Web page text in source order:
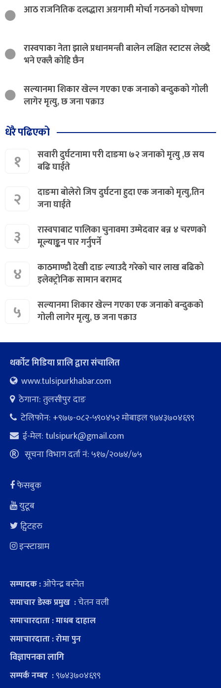
आठ राजनितिक दलद्धारा अग्रगामी मोर्चा गठनको घोषणा
रास्वपाका नेता झाले प्रधानमन्त्री बालेन लक्षित स्टाटस लेख्दै
भने एक्लै कोहि छैन
सल्यानमा शिकार खेल्न गएका एक जनाको बन्दुकको गोली
लागेर मृत्यु, छ जना पक्राउ
धेरै पढिएको
१
सवारी दुर्घटनामा परी दाङमा ७२ जनाको मृत्यु ,छ सय
बढि घाईते
२
दाङमा बोलेरो जिप दुर्घटना हुदा एक जनाको मृत्यु,तिन
जना घाईते
३
रास्वपाबाट पालिका चुनावमा उम्मेदवार बन्न ४ चरणको
मूल्याङ्कन पार गर्नुपर्ने
४
काठमाण्डौ देखी दाङ ल्याउदै गरेको चार लाख बढिको
इलेक्ट्रोनिक सामान बरामद
५
सल्यानमा शिकार खेल्न गएका एक जनाको बन्दुकको
गोली लागेर मृत्यु, छ जना पक्राउ
थर्कोट मिडिया प्रालि द्वारा संचालित
www.tulsipurkhabar.com
ठेगाना: तुलसीपुर दाङ
टेलिफोन: +९७७-०८२-५९०४५२ माेबाइल ९७४३७०४६९९
ई-मेल: tulsipurk@gmail.com
सूचना विभाग दर्ता नं: ५१७/२०७४/७५
फेसबुक
युटूब
ट्विटहरु
इन्स्टाग्राम
सम्पादक :ओपेन्द्र बस्नेत
समाचार डेस्क प्रमुख :चेतन वली
समाचारदाता : माधब दाहाल
समाचारदाता : रोमा पुन
विज्ञापनका लागि
सम्पर्क नम्बर :९७४३७०४६९९